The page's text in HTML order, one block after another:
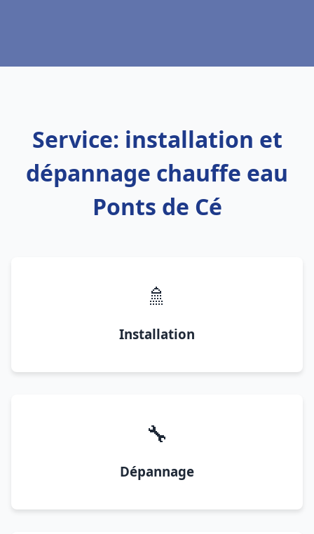
Service: installation et
dépannage chauffe eau
Ponts de Cé
🚿
Installation
🔧
Dépannage